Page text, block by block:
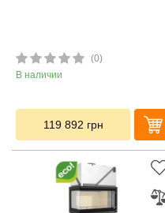
(0)
В наличии
119 892 грн